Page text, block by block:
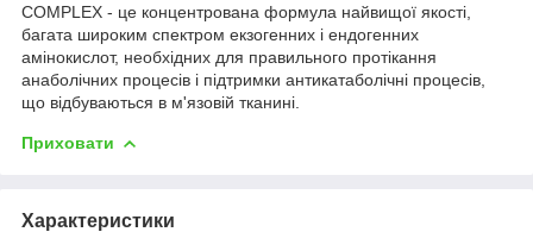
COMPLEX - це концентрована формула найвищої якості,
багата широким спектром екзогенних і ендогенних
амінокислот, необхідних для правильного протікання
анаболічних процесів і підтримки антикатаболічні процесів,
що відбуваються в м'язовій тканині.
Приховати
Характеристики